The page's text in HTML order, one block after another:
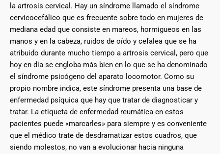
la artrosis cervical. Hay un síndrome llamado el síndrome
cervicocefálico que es frecuente sobre todo en mujeres de
mediana edad que consiste en mareos, hormigueos en las
manos y en la cabeza, ruidos de oído y cefalea que se ha
atribuido durante mucho tiempo a artrosis cervical, pero que
hoy en día se engloba más bien en lo que se ha denominado
el síndrome psicógeno del aparato locomotor. Como su
propio nombre indica, este síndrome presenta una base de
enfermedad psíquica que hay que tratar de diagnosticar y
tratar. La etiqueta de enfermedad reumática en estos
pacientes puede «marcarles» para siempre y es conveniente
que el médico trate de desdramatizar estos cuadros, que
siendo molestos, no van a evolucionar hacia ninguna